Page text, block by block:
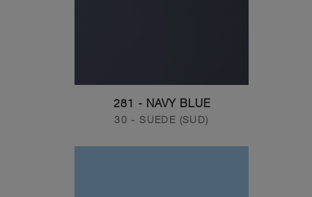
281 - NAVY BLUE
30 - SUEDE (SUD)